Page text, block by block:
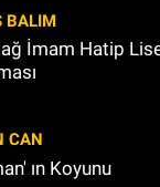
BALIM
İmam Hatip
CAN
ın Koyunu